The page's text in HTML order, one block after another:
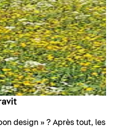
design » ? Après tout, les